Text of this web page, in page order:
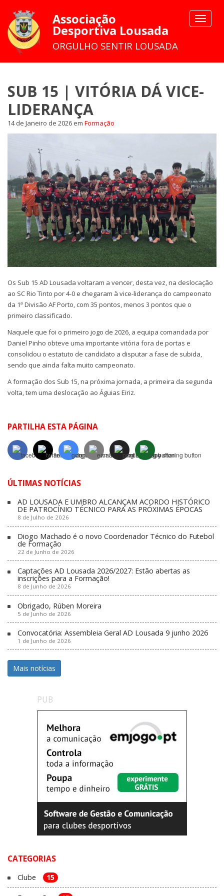
Toggle
Associação
Desportiva Lousada
ORGULHO SENTIR LOUSADA
SUB 15 | VITÓRIA DÁ VICE-
LIDERANÇA
14 de Janeiro de 2026 em Formação
Os Sub 15 AD Lousada voltaram a vencer, desta vez, na deslocação
ao SC Rio Tinto por 4-0 e chegaram à vice-liderança do campeonato
da 1ª Divisão AF Porto, com 35 pontos, menos 3 pontos que o
primeiro classificado.
Naquele que foi o primeiro jogo de 2026, a equipa comandada por
Daniel Pinho obteve uma importante vitória fora de portas e
consolidou o estatuto de candidato a disputar a fase de subida,
sendo que ainda falta muito campeonato.
A formação dos Sub 15, na próxima jornada, a primeira da segunda
volta, tem uma deslocação ao Águias Eiriz.
PARTILHA ESTA PÁGINA
ÚLTIMAS NOTÍCIAS
AD LOUSADA E UMBRO ALCANÇAM ACORDO HISTÓRICO
DE PATROCÍNIO TÉCNICO PARA AS PRÓXIMAS ÉPOCAS
8 de Julho de 2026
Diogo Machado é o novo Coordenador Técnico do Futebol
de Formação
22 de Junho de 2026
Captações AD Lousada 2026/2027: Estão abertas as
inscrições para a Formação!
8 de Junho de 2026
Obrigado, Rúben Moreira
5 de Junho de 2026
Convocatória: Assembleia Geral AD Lousada 9 junho 2026
1 de Junho de 2026
Mais notícias
PUB
CATEGORIAS
Clube 15